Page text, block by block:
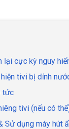
lại cực kỳ nguy
tivi bị dính
tức
tivi (nếu có
Sử dụng máy hút